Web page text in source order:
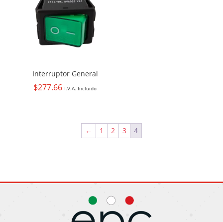
Interruptor General
$277.66 I.V.A. Incluido
← 1 2 3 4